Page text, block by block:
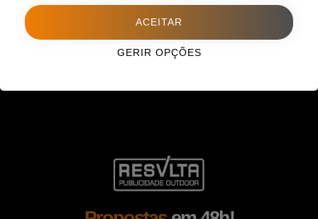
1588, 2º, sala 304
225 432 051
ACEITAR
GERIR OPÇÕES